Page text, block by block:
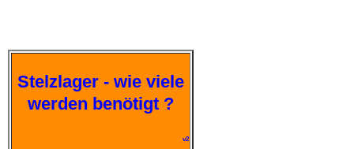
Stelzlager - wie viele
werden benötigt ?
v2